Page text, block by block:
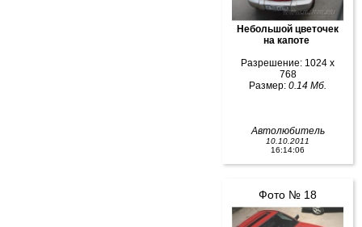
Небольшой цветочек
на капоте
Разрешение: 1024 x
768
Размер: 0.14 Мб.
Автолюбитель
10.10.2011
16:14:06
Фото № 18